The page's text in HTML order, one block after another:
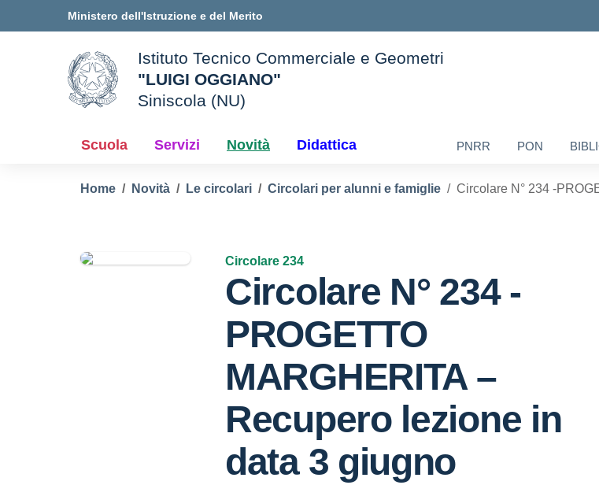
Ministero dell'Istruzione e del Merito
scuola
Istituto Tecnico Commerciale e Geometri
"LUIGI OGGIANO"
Siniscola (NU)
Scuola Servizi Novità Didattica PNRR PON
Home Novità Le circolari Circolari per alunni e famiglie Circolare N° 234 -
Circolare 234
Circolare N° 234 -
PROGETTO
MARGHERITA –
Recupero lezione in
data 3 giugno